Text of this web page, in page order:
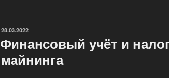
ОПУБЛИКОВАНО
28.03.2022
Финансовый учёт и
майнинга